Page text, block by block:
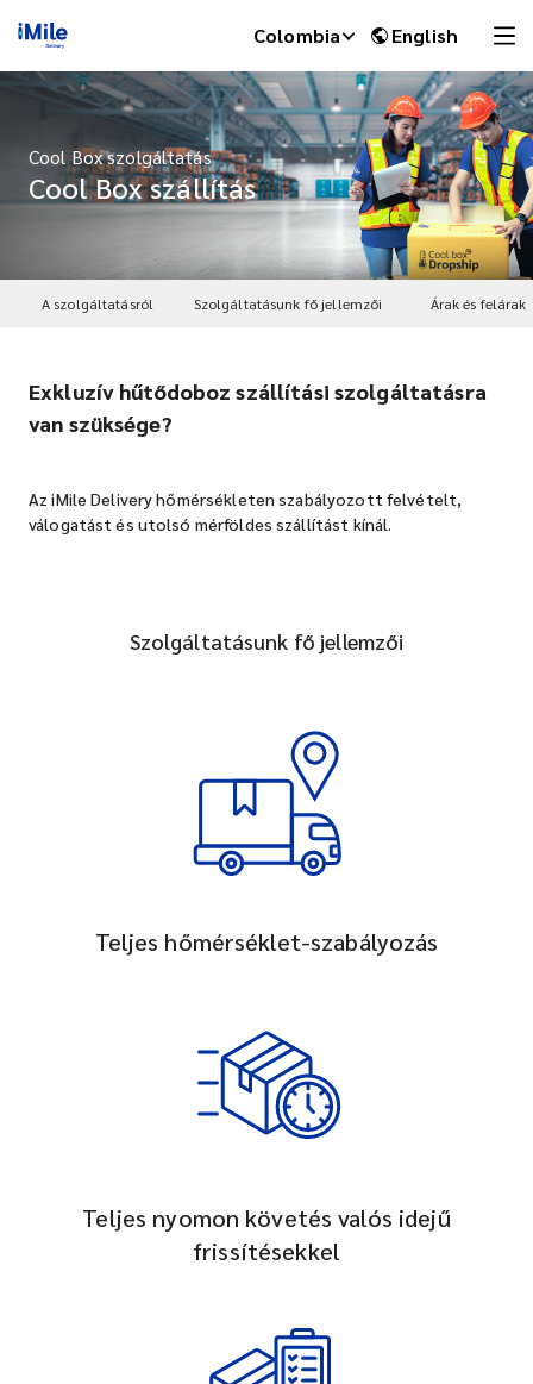
Colombia English
Cool Box szolgáltatás
Cool Box szállítás
A szolgáltatásról Szolgáltatásunk fő jellemzői Árak és felárak
Exkluzív hűtődoboz szállítási szolgáltatásra
van szüksége?
Az iMile Delivery hőmérsékleten szabályozott felvételt,
válogatást és utolsó mérföldes szállítást kínál.
Szolgáltatásunk fő jellemzői
Teljes hőmérséklet-szabályozás
Teljes nyomon követés valós idejű
frissítésekkel
iMile Chat